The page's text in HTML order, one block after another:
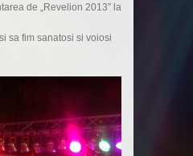
de „Revelion 2013” la
sa fim sanatosi si voiosi